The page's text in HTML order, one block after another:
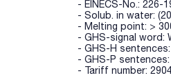
- EINECS-No.: 226-
- Solub. in water:
- Melting point: >
- GHS-signal word:
- GHS-H
- GHS-P
- Tariff number: